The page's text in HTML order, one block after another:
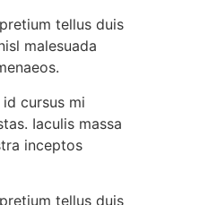
tellus duis
malesuada
cursus mi
Iaculis massa
inceptos
tellus duis